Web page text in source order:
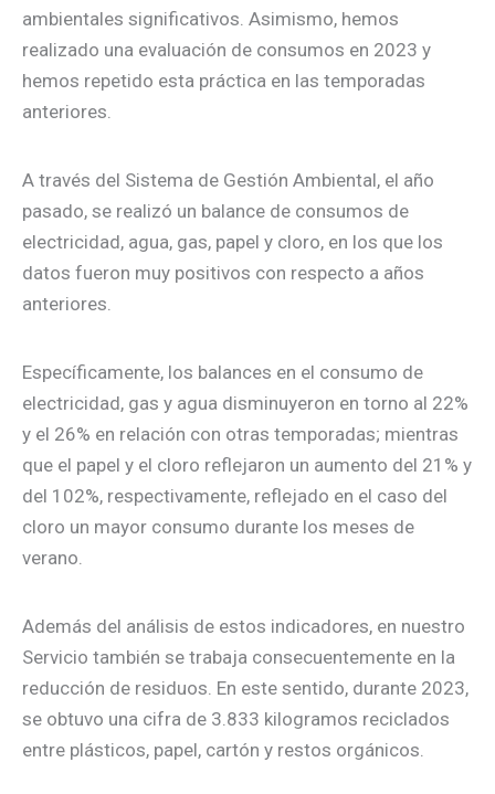
ambientales significativos. Asimismo, hemos
realizado una evaluación de consumos en 2023 y
hemos repetido esta práctica en las temporadas
anteriores.
A través del Sistema de Gestión Ambiental, el año
pasado, se realizó un balance de consumos de
electricidad, agua, gas, papel y cloro, en los que los
datos fueron muy positivos con respecto a años
anteriores.
Específicamente, los balances en el consumo de
electricidad, gas y agua disminuyeron en torno al 22%
y el 26% en relación con otras temporadas; mientras
que el papel y el cloro reflejaron un aumento del 21% y
del 102%, respectivamente, reflejado en el caso del
cloro un mayor consumo durante los meses de
verano.
Además del análisis de estos indicadores, en nuestro
Servicio también se trabaja consecuentemente en la
reducción de residuos. En este sentido, durante 2023,
se obtuvo una cifra de 3.833 kilogramos reciclados
entre plásticos, papel, cartón y restos orgánicos.